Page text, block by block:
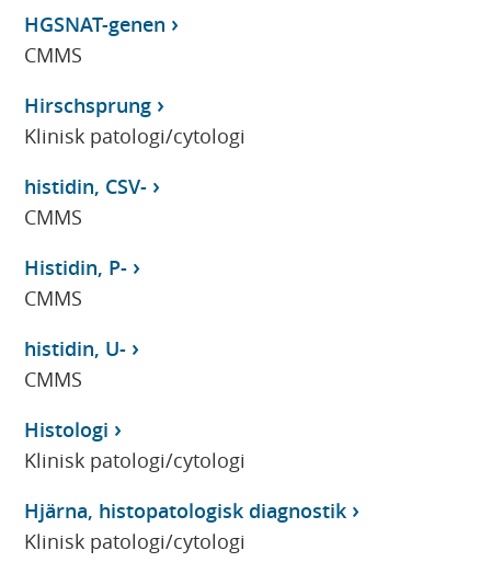
HGSNAT-genen
CMMS
Hirschsprung
Klinisk patologi/cytologi
histidin, CSV-
CMMS
Histidin, P-
CMMS
histidin, U-
CMMS
Histologi
Klinisk patologi/cytologi
Hjärna, histopatologisk diagnostik
Klinisk patologi/cytologi